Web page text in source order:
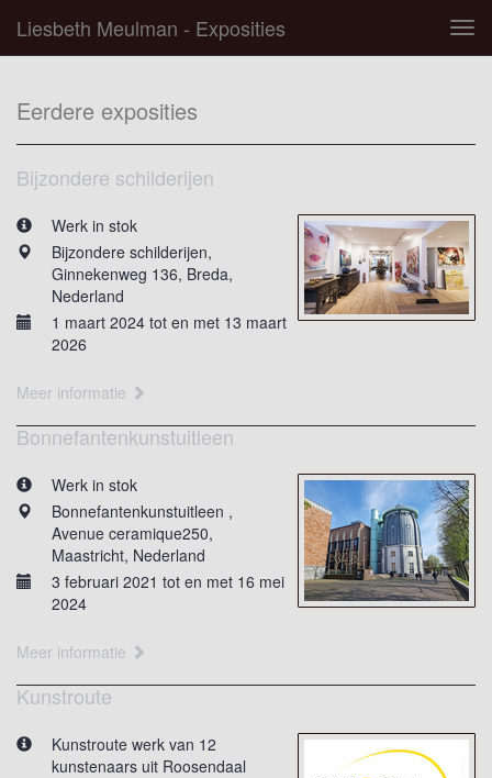
Liesbeth Meulman - Exposities
Eerdere exposities
Bijzondere schilderijen
Werk in stok
Bijzondere schilderijen,
Ginnekenweg 136, Breda,
Nederland
1 maart 2024 tot en met 13 maart
2026
Meer informatie
Bonnefantenkunstuitleen
Werk in stok
Bonnefantenkunstuitleen ,
Avenue ceramique250,
Maastricht, Nederland
3 februari 2021 tot en met 16 mei
2024
Meer informatie
Kunstroute
Kunstroute werk van 12
kunstenaars uit Roosendaal